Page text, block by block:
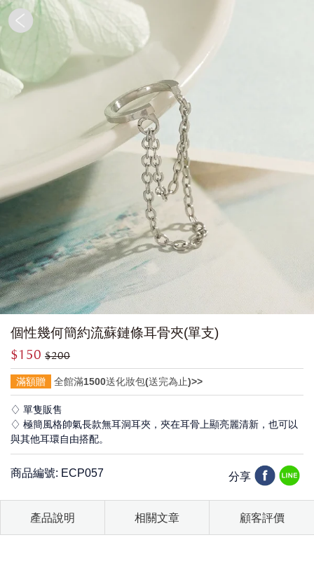
個性幾何簡約流蘇鏈條耳骨夾(單支)
$150 $200
滿額贈 全館滿1500送化妝包(送完為止)>>
♢ 單隻販售
♢ 極簡風格帥氣長款無耳洞耳夾，夾在耳骨上顯亮麗清新，也可以
與其他耳環自由搭配。
商品編號: ECP057 分享
產品說明 相關文章 顧客評價